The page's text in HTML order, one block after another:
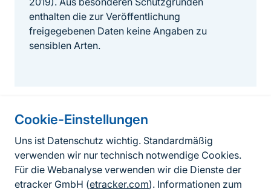
Cookie-Einstellungen
Uns ist Datenschutz wichtig. Standardmäßig
verwenden wir nur technisch notwendige Cookies.
Für die Webanalyse verwenden wir die Dienste der
etracker GmbH (etracker.com). Informationen zum
enthalten die zur Veröffentlichung
freigegebenen Daten keine Angaben zu
sensiblen Arten.
Informationen zur Seite
FußzeileKontakt zum BfN
Kontaktformular